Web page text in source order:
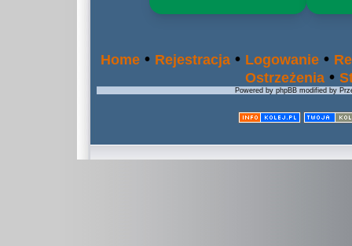
Home • Rejestracja • Logowanie •
Ostrzeżenia •
Powered by phpBB modified by